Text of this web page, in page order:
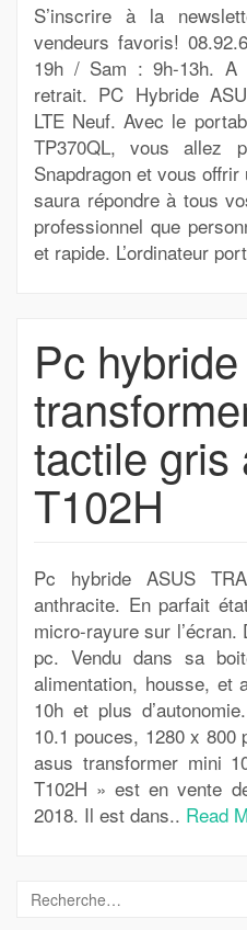
S’inscrire à la
vendeurs favoris!
19h / Sam : 9h-13h. A
retrait. PC Hybride
LTE Neuf. Avec le
TP370QL, vous allez
Snapdragon et vous
saura répondre à tous
professionnel que
et rapide. L’ordinateur
Pc
tactile gris
T102H
Pc hybride ASUS
anthracite. En parfait
micro-rayure sur
pc. Vendu dans sa
alimentation, housse, et
10h et plus
10.1 pouces, 1280 x 800
asus transformer mini
T102H » est en vente
2018. Il est dans.. Read